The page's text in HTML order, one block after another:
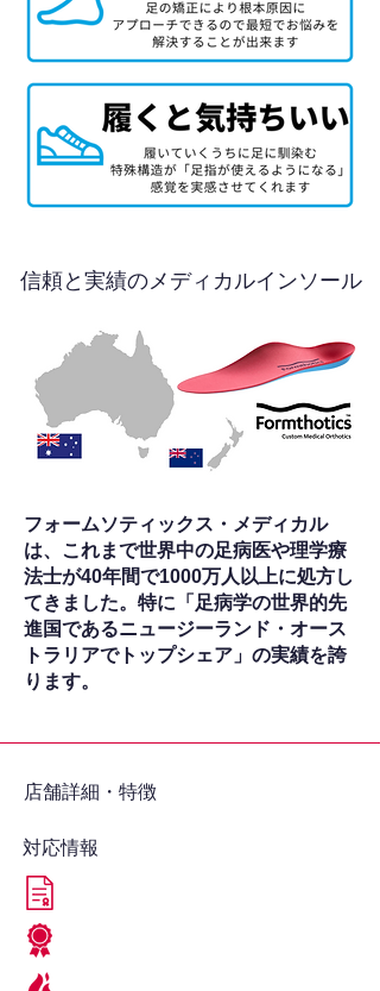
信頼と実績のメディカルインソール
フォームソティックス・メディカル
は、これまで世界中の足病医や理学療
法士が40年間で1000万人以上に処方し
てきました。特に「足病学の世界的先
進国であるニュージーランド・オース
トラリアでトップシェア」の実績を誇
ります。
​店舗詳細・特徴
対応情報